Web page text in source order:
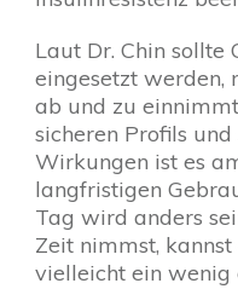
Laut Dr. Chin sollte
eingesetzt werden,
ab und zu
sicheren Profils
Wirkungen ist es
langfristigen
Tag wird anders
Zeit nimmst,
vielleicht ein wenig